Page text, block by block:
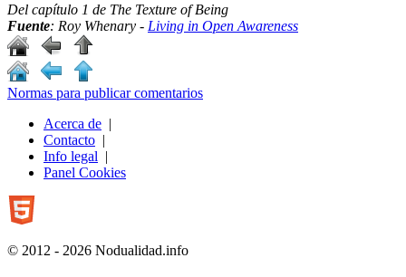
Del capítulo 1 de The Texture of Being
Fuente: Roy Whenary - Living in Open Awareness
Normas para publicar comentarios
Acerca de |
Contacto |
Info legal |
Panel Cookies
© 2012 - 2026 Nodualidad.info